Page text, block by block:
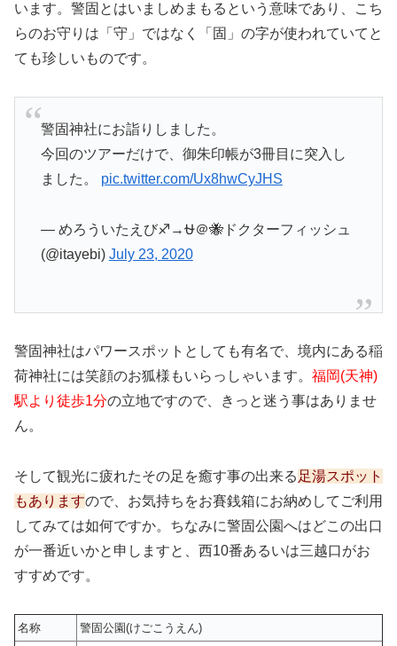
います。警固とはいましめまもるという意味であり、こち
らのお守りは「守」ではなく「固」の字が使われていてと
ても珍しいものです。
警固神社にお詣りしました。
今回のツアーだけで、御朱印帳が3冊目に突入し
ました。 pic.twitter.com/Ux8hwCyJHS
— めろういたえび♐️→⛎＠🐝ドクターフィッシュ
(@itayebi) July 23, 2020
警固神社はパワースポットとしても有名で、境内にある稲
荷神社には笑顔のお狐様もいらっしゃいます。 福岡(天神)
駅より徒歩1分の立地ですので、きっと迷う事はありませ
ん。
そして観光に疲れたその足を癒す事の出来る 足湯スポット
もありますので、お気持ちをお賽銭箱にお納めしてご利用
してみては如何ですか。ちなみに警固公園へはどこの出口
が一番近いかと申しますと、西10番あるいは三越口がお
すすめです。
名称
警固公園(けごこうえん)